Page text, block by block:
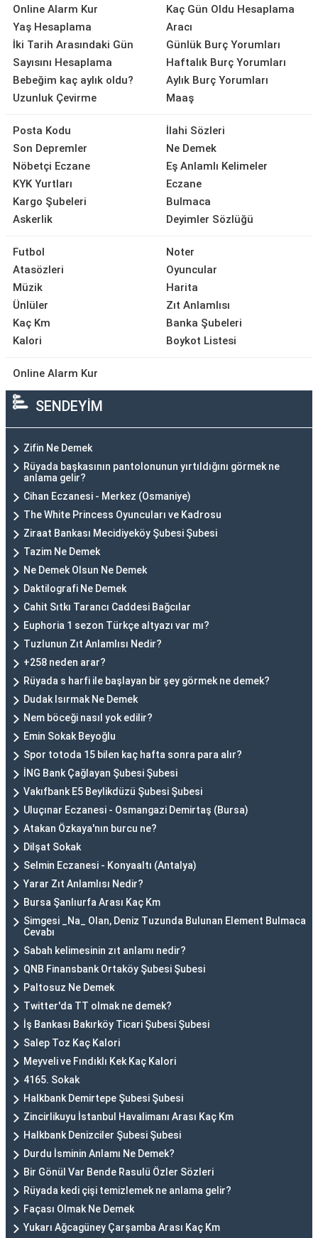
Online Alarm Kur
Yaş Hesaplama
İki Tarih Arasındaki Gün
Sayısını Hesaplama
Bebeğim kaç aylık oldu?
Uzunluk Çevirme
Kaç Gün Oldu Hesaplama
Aracı
Günlük Burç Yorumları
Haftalık Burç Yorumları
Aylık Burç Yorumları
Maaş
Posta Kodu
Son Depremler
Nöbetçi Eczane
KYK Yurtları
Kargo Şubeleri
Askerlik
İlahi Sözleri
Ne Demek
Eş Anlamlı Kelimeler
Eczane
Bulmaca
Deyimler Sözlüğü
Futbol
Atasözleri
Müzik
Ünlüler
Kaç Km
Kalori
Noter
Oyuncular
Harita
Zıt Anlamlısı
Banka Şubeleri
Boykot Listesi
Online Alarm Kur
SENDEYİM
Zifin Ne Demek
Rüyada başkasının pantolonunun yırtıldığını görmek ne
anlama gelir?
Cihan Eczanesi - Merkez (Osmaniye)
The White Princess Oyuncuları ve Kadrosu
Ziraat Bankası Mecidiyeköy Şubesi Şubesi
Tazim Ne Demek
Ne Demek Olsun Ne Demek
Daktilografi Ne Demek
Cahit Sıtkı Tarancı Caddesi Bağcılar
Euphoria 1 sezon Türkçe altyazı var mı?
Tuzlunun Zıt Anlamlısı Nedir?
+258 neden arar?
Rüyada s harfi ile başlayan bir şey görmek ne demek?
Dudak Isırmak Ne Demek
Nem böceği nasıl yok edilir?
Emin Sokak Beyoğlu
Spor totoda 15 bilen kaç hafta sonra para alır?
İNG Bank Çağlayan Şubesi Şubesi
Vakıfbank E5 Beylikdüzü Şubesi Şubesi
Uluçınar Eczanesi - Osmangazi Demirtaş (Bursa)
Atakan Özkaya'nın burcu ne?
Dilşat Sokak
Selmin Eczanesi - Konyaaltı (Antalya)
Yarar Zıt Anlamlısı Nedir?
Bursa Şanlıurfa Arası Kaç Km
Simgesi _Na_ Olan, Deniz Tuzunda Bulunan Element Bulmaca
Cevabı
Sabah kelimesinin zıt anlamı nedir?
QNB Finansbank Ortaköy Şubesi Şubesi
Paltosuz Ne Demek
Twitter'da TT olmak ne demek?
İş Bankası Bakırköy Ticari Şubesi Şubesi
Salep Toz Kaç Kalori
Meyveli ve Fındıklı Kek Kaç Kalori
4165. Sokak
Halkbank Demirtepe Şubesi Şubesi
Zincirlikuyu İstanbul Havalimanı Arası Kaç Km
Halkbank Denizciler Şubesi Şubesi
Durdu İsminin Anlamı Ne Demek?
Bir Gönül Var Bende Rasulü Özler Sözleri
Rüyada kedi çişi temizlemek ne anlama gelir?
Façası Olmak Ne Demek
Yukarı Ağcagüney Çarşamba Arası Kaç Km